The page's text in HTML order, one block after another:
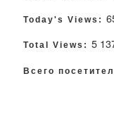
Today's Views:
Total Views: 5
Всего